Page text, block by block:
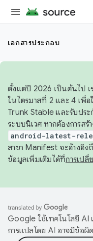
เอกสารประกอบ
ตั้งแต่ปี 2026 เป็นต้นไป เ
ในไตรมาสที่ 2 และ 4 เพื่
Trunk Stable และรับปร
ระบบนิเวศ หากต้องการส
android-latest-
สาขา Manifest จะอ้างอิ
ข้อมูลเพิ่มเติมได้ที่การเป
Google ใช้เทคโนโลยี
การแปลโดย AI อาจมีข้อผิ